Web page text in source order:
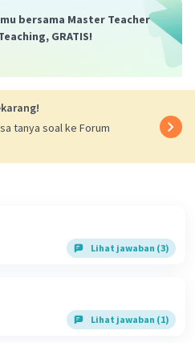
bersama Master Teacher
GRATIS!
tanya soal ke Forum
Lihat jawaban (3)
Lihat jawaban (1)